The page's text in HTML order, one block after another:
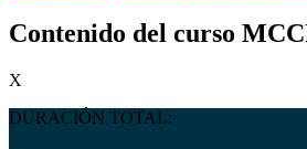
Contenido del curso
X
DURACIÓN TOTAL: